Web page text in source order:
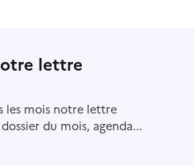
lettre
les mois notre lettre
du mois, agenda...